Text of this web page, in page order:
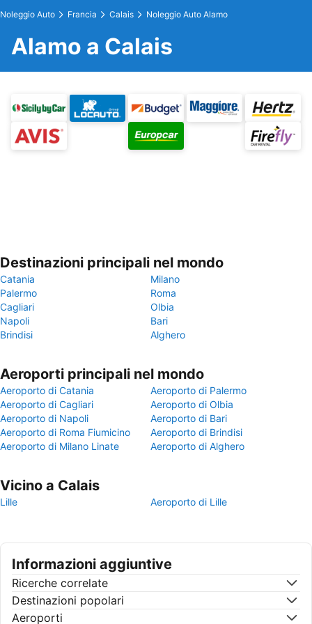
Noleggio Auto Francia Calais Noleggio Auto Alamo
Alamo a Calais
Destinazioni principali nel mondo
Catania
Milano
Palermo
Roma
Cagliari
Olbia
Napoli
Bari
Brindisi
Alghero
Aeroporti principali nel mondo
Aeroporto di Catania
Aeroporto di Palermo
Aeroporto di Cagliari
Aeroporto di Olbia
Aeroporto di Napoli
Aeroporto di Bari
Aeroporto di Roma Fiumicino
Aeroporto di Brindisi
Aeroporto di Milano Linate
Aeroporto di Alghero
Vicino a Calais
Lille Aeroporto di Lille
Informazioni aggiuntive
Ricerche correlate
Destinazioni popolari
Aeroporti